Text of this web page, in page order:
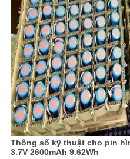
Thông số kỹ thuật cho pin
3.7V 2600mAh 9.62Wh